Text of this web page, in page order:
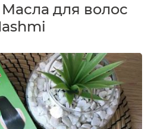
для волос